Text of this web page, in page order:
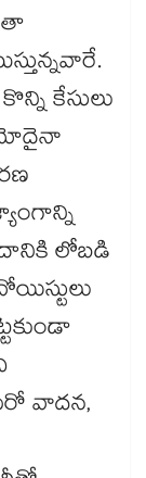
కేసులు
దానికి లోబడి
వాదన,